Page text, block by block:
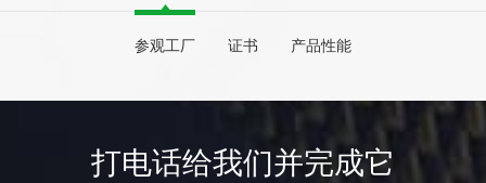
参观工厂 证书 产品性能
打电话给我们并完成它